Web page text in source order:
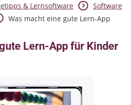
im Netz
& Lernsoftware
Software
Was macht eine gute Lern-App
Lern-App für Kinder